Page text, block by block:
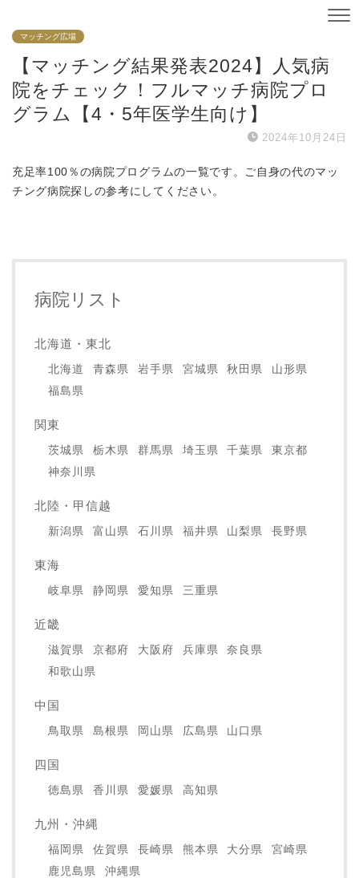
マッチング広場
【マッチング結果発表2024】人気病
院をチェック！フルマッチ病院プロ
グラム【4・5年医学生向け】
2024年10月24日
充足率100％の病院プログラムの一覧です。ご自身の代のマッ
チング病院探しの参考にしてください。
病院リスト
北海道・東北
北海道 青森県 岩手県 宮城県 秋田県
山形県
福島県
関東
茨城県 栃木県 群馬県 埼玉県 千葉県
東京都
神奈川県
北陸・甲信越
新潟県 富山県 石川県 福井県 山梨県 長野県
東海
岐阜県 静岡県 愛知県 三重県
近畿
滋賀県 京都府 大阪府 兵庫県
奈良県
和歌山県
中国
鳥取県 島根県 岡山県 広島県 山口県
四国
徳島県 香川県 愛媛県 高知県
九州・沖縄
福岡県 佐賀県 長崎県 熊本県 大分県
宮崎県
鹿児島県
沖縄県